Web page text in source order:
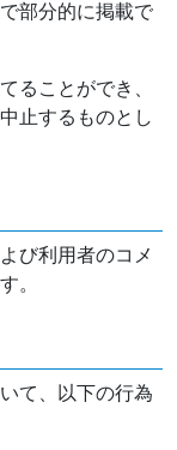
部分的に掲載で
ることができ、
止するものとし
び利用者のコメ
。
て、以下の行為